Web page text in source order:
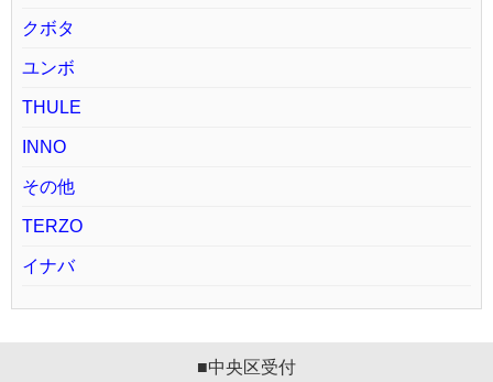
クボタ
ユンボ
THULE
INNO
その他
TERZO
イナバ
■中央区受付